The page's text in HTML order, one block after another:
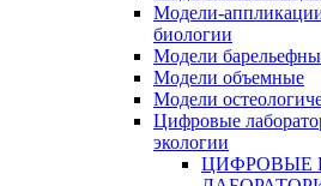
Модели-
биологии
Модели
Модели объемные
Модели
Цифровые
экологии
ЦИФРОВЫЕ